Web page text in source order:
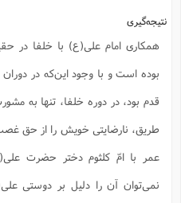
نتیجه‌گیری
همکاری امام علی(ع) با خلفا در
بوده است و با وجود این‌که در
قدم بود، در دوره خلفا، تنها به
طریق، نارضایتی خویش را از حق
عمر با امّ کلثوم دختر حضرت
نمی‌توان آن را دلیل بر دوستی